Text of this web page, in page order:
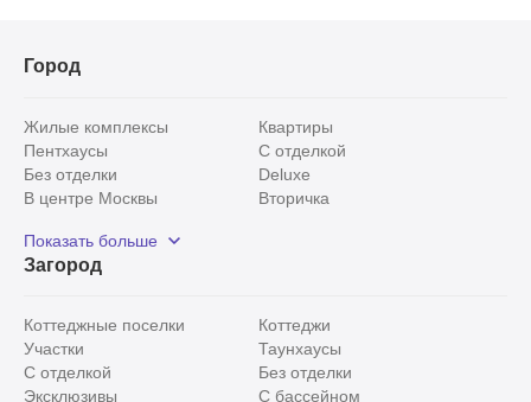
Город
Жилые комплексы
Квартиры
Пентхаусы
С отделкой
Без отделки
Deluxe
В центре Москвы
Вторичка
Рядом с парком
С панорамными окнами
Показать больше
Загород
Коттеджные поселки
Коттеджи
Участки
Таунхаусы
С отделкой
Без отделки
Эксклюзивы
С бассейном